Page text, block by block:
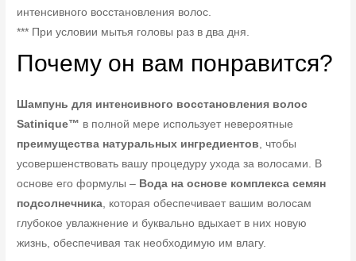
интенсивного восстановления волос.
*** При условии мытья головы раз в два дня.
Почему он вам понравится?
Шампунь для интенсивного восстановления волос
Satinique™ в полной мере использует невероятные
преимущества натуральных ингредиентов , чтобы
усовершенствовать вашу процедуру ухода за волосами. В
основе его формулы – Вода на основе комплекса семян
подсолнечника , которая обеспечивает вашим волосам
глубокое увлажнение и буквально вдыхает в них новую
жизнь, обеспечивая так необходимую им влагу.